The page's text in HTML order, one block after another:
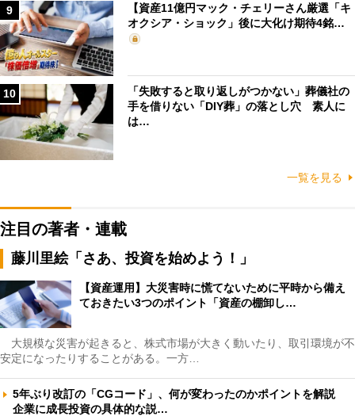
9
【資産11億円マック・チェリーさん厳選「キ
オクシア・ショック」後に大化け期待4銘…
10
「失敗すると取り返しがつかない」葬儀社の
手を借りない「DIY葬」の落とし穴 素人に
は…
一覧を見る
注目の著者・連載
藤川里絵「さあ、投資を始めよう！」
【資産運用】大災害時に慌てないために平時から備え
ておきたい3つのポイント「資産の棚卸し…
大規模な災害が起きると、株式市場が大きく動いたり、取引環境が不
安定になったりすることがある。一方…
5年ぶり改訂の「CGコード」、何が変わったのかポイントを解説
企業に成長投資の具体的な説…